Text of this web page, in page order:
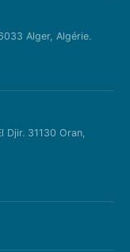
Alger, Algérie.
Djir. 31130 Oran,